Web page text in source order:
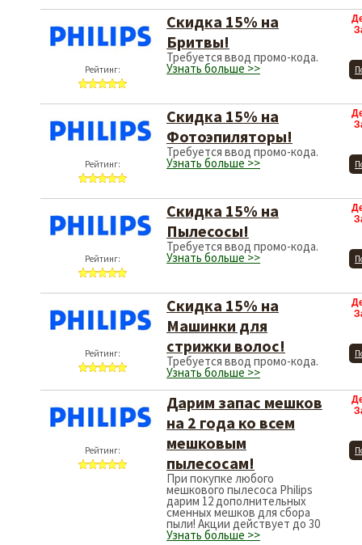
Рейтинг:
Скидка 15% на
Бритвы!
Требуется ввод промо-кода.
Узнать больше >>
Рейтинг:
Скидка 15% на
Фотоэпиляторы!
Требуется ввод промо-кода.
Узнать больше >>
Рейтинг:
Скидка 15% на
Пылесосы!
Требуется ввод промо-кода.
Узнать больше >>
Рейтинг:
Скидка 15% на
Машинки для
стрижки волос!
Требуется ввод промо-кода.
Узнать больше >>
Рейтинг:
Дарим запас мешков
на 2 года ко всем
мешковым
пылесосам!
При покупке любого
мешкового пылесоса Philips
дарим 12 дополнительных
сменных мешков для сбора
пыли! Акции действует до 30
Узнать больше >>